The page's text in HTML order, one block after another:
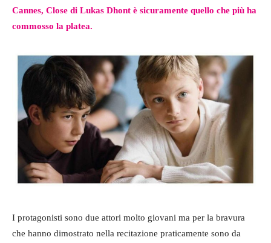
Cannes, Close di Lukas Dhont è sicuramente quello che più ha
commosso la platea.
I protagonisti sono due attori molto giovani ma per la bravura
che hanno dimostrato nella recitazione praticamente sono da